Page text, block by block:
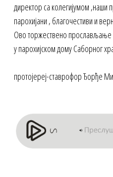
директор са колегијумом
парохијани , благочестиви и
Ово торжествено прослављање
у парохијском дому Саборног
протојереј-ставрофор Ђорђе